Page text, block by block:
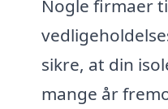
Nogle firmaer
sikre, at din
mange år